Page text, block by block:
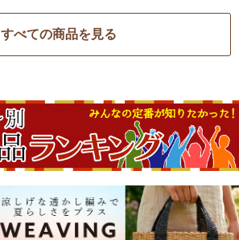
すべての商品を見る